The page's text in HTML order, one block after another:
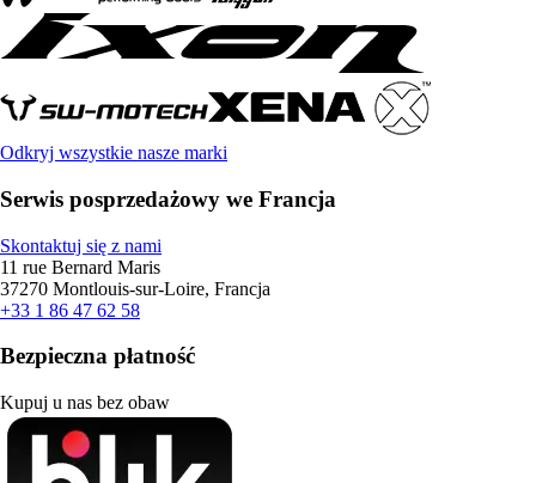
Odkryj wszystkie nasze marki
Serwis posprzedażowy we Francja
Skontaktuj się z nami
11 rue Bernard Maris
37270 Montlouis-sur-Loire, Francja
+33 1 86 47 62 58
Bezpieczna płatność
Kupuj u nas bez obaw